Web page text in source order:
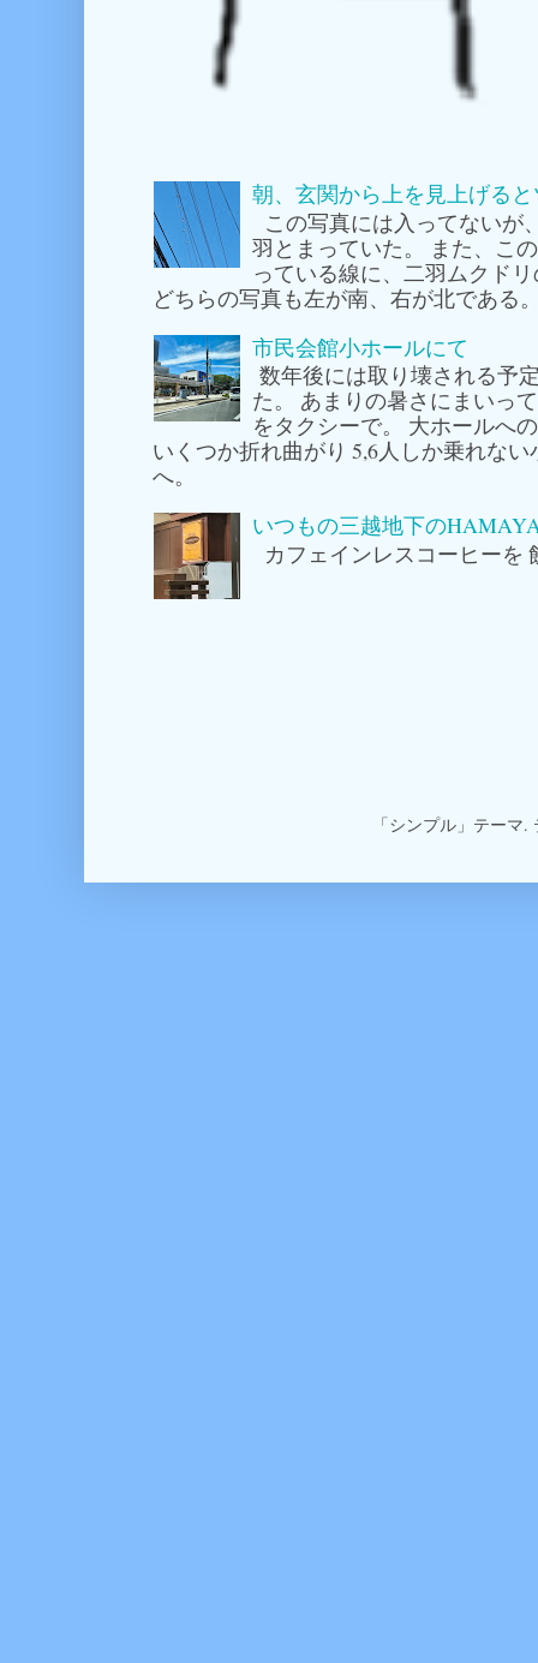
朝、玄関から上を見上げる
この写真には入ってないが
羽とまっていた。 また、こ
っている線に、二羽ムクド
どちらの写真も左が南、右が北である
市民会館小ホールにて
数年後には取り壊される予
た。 あまりの暑さにまいっ
をタクシーで。 大ホールへ
いくつか折れ曲がり 5,6人しか乗れな
へ。
いつもの三越地下の
カフェインレスコーヒーを
「シンプル」テー